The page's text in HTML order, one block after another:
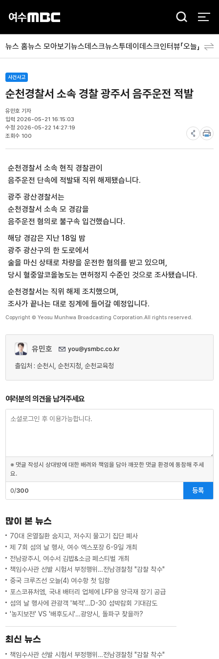
검
뉴스 홈뉴스 모아보기뉴스데스크뉴스투데이데스크인터뷰「오늘」 분야
사건사고
순천경찰서 소속 경찰 광주서 음주운전 적발
유민호 기자
입력 2026-05-21 16:15:03
수정 2026-05-22 14:27:19
조회수 100
순천경찰서 소속 현직 경찰관이
음주운전 단속에 적발돼 직위 해제됐습니다.
광주 광산경찰서는
순천경찰서 소속 모 경감을
음주운전 혐의로 불구속 입건했습니다.
해당 경감은 지난 18일 밤
광주 광산구의 한 도로에서
술을 마신 상태로 차량을 운전한 혐의를 받고 있으며,
당시 혈중알코올농도는 면허정지 수준인 것으로 조사됐습니다.
순천경찰서는 직위 해제 조치했으며,
조사가 끝나는 대로 징계에 들어갈 예정입니다.
Copyright © Yeosu Munhwa Broadcasting Corporation.All rights reserved.
유민호 you@ysmbc.co.kr
출입처 : 순천시, 순천지청, 순천교육청
여러분의 의견을 남겨주세요
※ 댓글 작성시 상대방에 대한 배려와 책임을 담아 깨끗한 댓글 환경에 동참해 주세
요.
0/300 등록
많이 본 뉴스
70대 온열질환 숨지고, 저수지 물고기 집단 폐사
제 7회 섬의 날 행사, 여수 엑스포장 6-9일 개최
전남광주시, 여수서 김밥&소금 페스티벌 개최
책임수사관 선발 시험서 부정행위…전남경찰청 "감찰 착수"
중국 크루즈선 오늘(4) 여수항 첫 입항
포스코퓨처엠, 국내 배터리 업체에 LFP용 양극재 장기 공급
섬의 날 행사에 관광객 '북적'…D-30 섬박람회 기대감도
'농지보전' VS '배후도시'…광양시, 돌파구 찾을까?
최신 뉴스
책임수사관 선발 시험서 부정행위…전남경찰청 "감찰 착수"